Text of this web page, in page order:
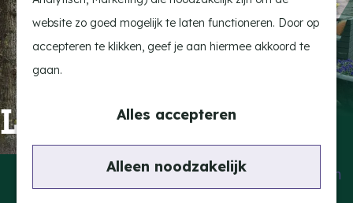
website zo goed mogelijk te laten functioneren. Door op
accepteren te klikken, geef je aan hiermee akkoord te
gaan.
Alles accepteren
Alleen noodzakelijk
a
a
r
d
e
h
o
n
Vrijetijdsbesteding
Recreatie
BRGK Trein
Cultuur & Erfgoed
De Dansende Katten
Lunch & More
Markt 26